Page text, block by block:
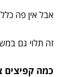
אבל אין פה
זה תלוי גם
כמה קפיצים